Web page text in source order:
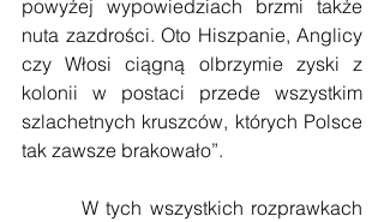
powyżej wypowiedziach brzmi także
nuta zazdrości. Oto Hiszpanie, Anglicy
czy Włosi ciągną olbrzymie zyski z
kolonii w postaci przede wszystkim
szlachetnych kruszców, których Polsce
tak zawsze brakowało”.
        W tych wszystkich rozprawkach